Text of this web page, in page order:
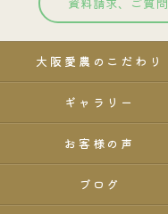
大阪愛農のこだわり
ギャラリー
お客様の声
ブログ